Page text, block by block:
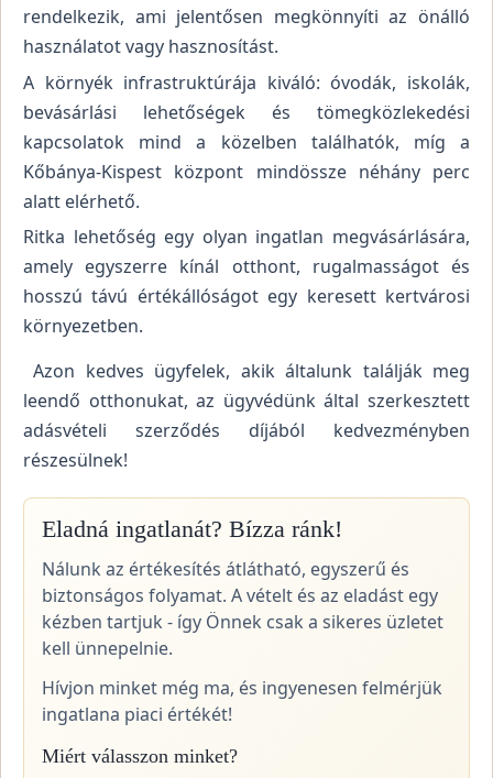
rendelkezik, ami jelentősen megkönnyíti az önálló
használatot vagy hasznosítást.
A környék infrastruktúrája kiváló: óvodák, iskolák,
bevásárlási lehetőségek és tömegközlekedési
kapcsolatok mind a közelben találhatók, míg a
Kőbánya-Kispest központ mindössze néhány perc
alatt elérhető.
Ritka lehetőség egy olyan ingatlan megvásárlására,
amely egyszerre kínál otthont, rugalmasságot és
hosszú távú értékállóságot egy keresett kertvárosi
környezetben.
Azon kedves ügyfelek, akik általunk találják meg
leendő otthonukat, az ügyvédünk által szerkesztett
adásvételi szerződés díjából kedvezményben
részesülnek!
Eladná ingatlanát? Bízza ránk!
Nálunk az értékesítés átlátható, egyszerű és
biztonságos folyamat. A vételt és az eladást egy
kézben tartjuk - így Önnek csak a sikeres üzletet
kell ünnepelnie.
Hívjon minket még ma, és ingyenesen felmérjük
ingatlana piaci értékét!
Miért válasszon minket?